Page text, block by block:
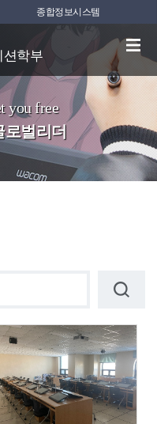
종합정보시스템
션학부
you free
로벌리더